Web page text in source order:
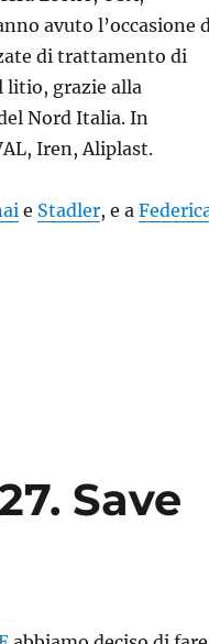
avuto l’occasione
di trattamento di
litio, grazie alla
Nord Italia. In
Iren, Aliplast.
e Stadler, e a
Save